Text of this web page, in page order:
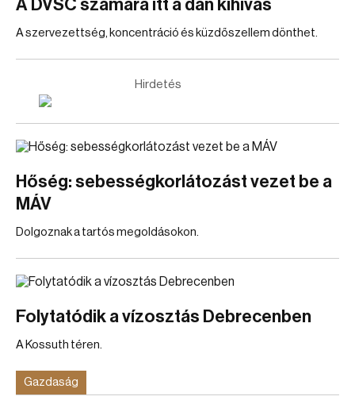
A DVSC számára itt a dán kihívás
A szervezettség, koncentráció és küzdőszellem dönthet.
Hirdetés
Hőség: sebességkorlátozást vezet be a
MÁV
Dolgoznak a tartós megoldásokon.
Folytatódik a vízosztás Debrecenben
A Kossuth téren.
Gazdaság